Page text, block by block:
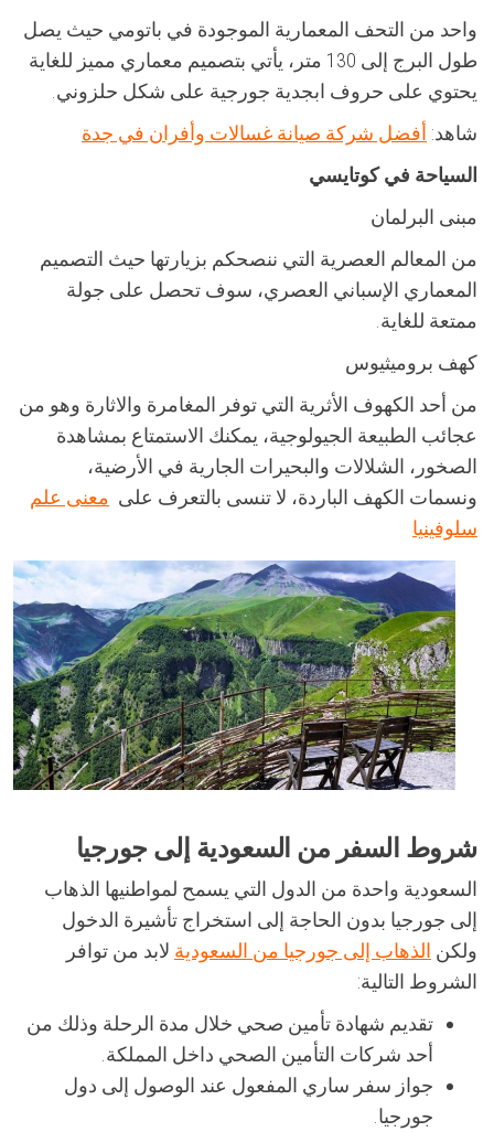
واحد من التحف المعمارية الموجودة في باتومي حيث يصل
طول البرج إلى 130 متر، يأتي بتصميم معماري مميز للغاية
يحتوي على حروف ابجدية جورجية على شكل حلزوني.
شاهد: أفضل شركة صيانة غسالات وأفران في جدة
السياحة في كوتايسي
مبنى البرلمان
من المعالم العصرية التي ننصحكم بزيارتها حيث التصميم
المعماري الإسباني العصري، سوف تحصل على جولة
ممتعة للغاية.
كهف بروميثيوس
من أحد الكهوف الأثرية التي توفر المغامرة والاثارة وهو من
عجائب الطبيعة الجيولوجية، يمكنك الاستمتاع بمشاهدة
الصخور، الشلالات والبحيرات الجارية في الأرضية،
ونسمات الكهف الباردة، لا تنسى بالتعرف على معنى علم
سلوفينيا
شروط السفر من السعودية إلى جورجيا
السعودية واحدة من الدول التي يسمح لمواطنيها الذهاب
إلى جورجيا بدون الحاجة إلى استخراج تأشيرة الدخول
ولكن الذهاب إلى جورجيا من السعودية لابد من توافر
الشروط التالية:
تقديم شهادة تأمين صحي خلال مدة الرحلة وذلك من
أحد شركات التأمين الصحي داخل المملكة.
جواز سفر ساري المفعول عند الوصول إلى دول
جورجيا.